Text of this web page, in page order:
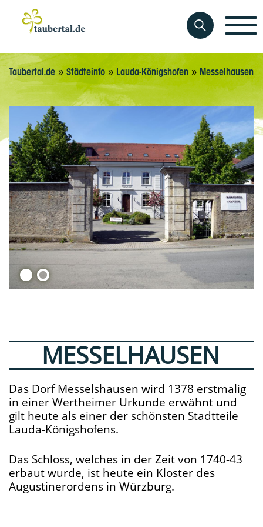
Taubertal.de »Städteinfo » Lauda-Königshofen » Messelhausen
MESSELHAUSEN
Das Dorf Messelshausen wird 1378 erstmalig
in einer Wertheimer Urkunde erwähnt und
gilt heute als einer der schönsten Stadtteile
Lauda-Königshofens.
Das Schloss, welches in der Zeit von 1740-43
erbaut wurde, ist heute ein Kloster des
Augustinerordens in Würzburg.